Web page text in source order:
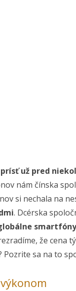
už pred
nám čínska
si nechala na
. Dcérska
smartfóny
že cena
sa na to